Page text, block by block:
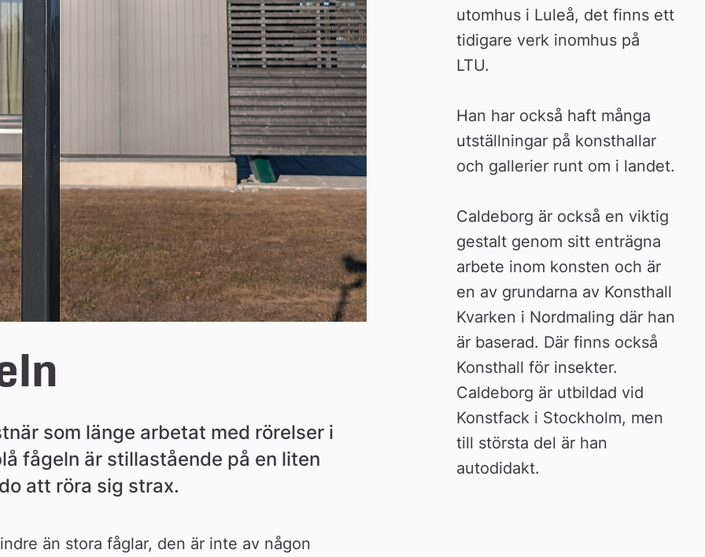
som länge arbetat med rörelser i
fågeln är stillastående på en liten
att röra sig strax.
än stora fåglar, den är inte av någon
utomhus i Luleå, det finns ett
tidigare verk inomhus på
LTU.
Han har också haft många
utställningar på konsthallar
och gallerier runt om i landet.
Caldeborg är också en viktig
gestalt genom sitt enträgna
arbete inom konsten och är
en av grundarna av Konsthall
Kvarken i Nordmaling där han
är baserad. Där finns också
Konsthall för insekter.
Caldeborg är utbildad vid
Konstfack i Stockholm, men
till största del är han
autodidakt.